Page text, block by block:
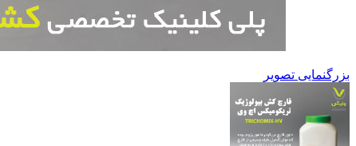
بزرگنمایی تصویر